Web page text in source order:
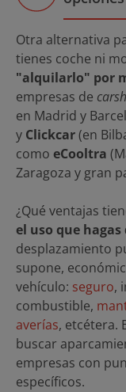
Otra alternativa
tienes coche ni
"alquilarlo" por
empresas de
en Madrid y
y Clickcar(en
como eCooltra
Zaragoza y gran
¿Qué ventajas
el uso que
desplazamiento
supone,
vehículo: seguro,
combustible,
averías, etcétera.
buscar
empresas con
específicos.